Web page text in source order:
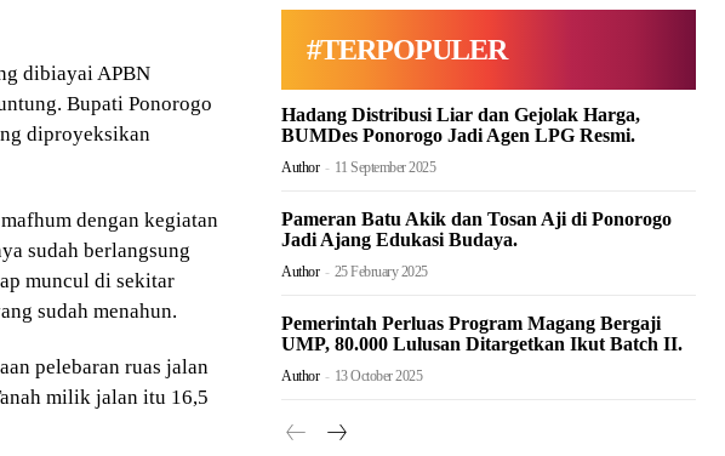
dibiayai APBN
Bupati Ponorogo
diproyeksikan
dengan kegiatan
sudah berlangsung
muncul di sekitar
sudah menahun.
pelebaran ruas jalan
milik jalan itu 16,5
#TERPOPULER
Hadang Distribusi Liar dan Gejolak Harga,
BUMDes Ponorogo Jadi Agen LPG Resmi.
Author - 11 September 2025
Pameran Batu Akik dan Tosan Aji di Ponorogo
Jadi Ajang Edukasi Budaya.
Author - 25 February 2025
Pemerintah Perluas Program Magang Bergaji
UMP, 80.000 Lulusan Ditargetkan Ikut Batch II.
Author - 13 October 2025